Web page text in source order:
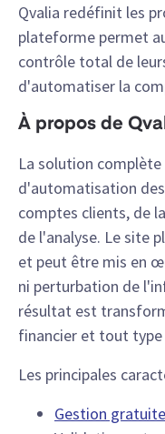
Qvalia redéfinit les
plateforme permet
contrôle total de
d'automatiser la
À propos de
La solution
d'automatisation
comptes clients, de
de l'analyse. Le site
et peut être mis en
ni perturbation de
résultat est
financier et tout
Les principales
Gestion